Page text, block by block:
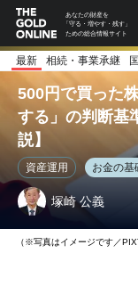
あなたの財産を
「守る・増やす・残す」
ための総合情報サイト
最新 相続・事業承継
500円で買った
する」の判断基
説】
資産運用 お金の基
塚崎 公義
（※写真はイメージです／